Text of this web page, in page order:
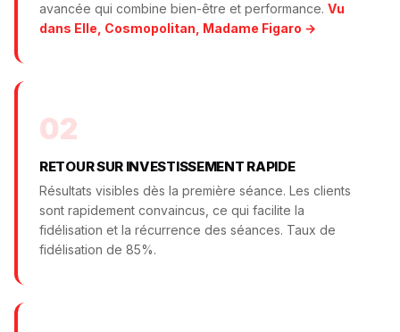
avancée qui combine bien-être et performance. Vu
dans Elle, Cosmopolitan, Madame Figaro →
02
RETOUR SUR INVESTISSEMENT RAPIDE
Résultats visibles dès la première séance. Les clients
sont rapidement convaincus, ce qui facilite la
fidélisation et la récurrence des séances. Taux de
fidélisation de 85%.